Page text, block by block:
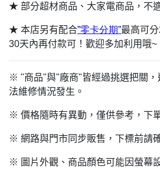
★ 部分超材商品、大家電商品，不
★ 本店另有配合”零卡分期”最高可分
30天內再付款可！歡迎多加利用哦~
※ "商品"與"廠商"皆經過挑選把關，
法維修情況發生。
※ 價格隨時有異動，僅供參考，下
※ 網路與門市同步販售，下標前請
※ 圖片外觀、商品顏色可能因螢幕